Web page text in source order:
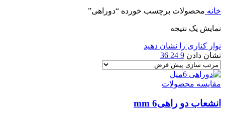
خانه محصولات برچسب خورده “دوراهی”
نمایش یک نتیجه
نوار کناری را نشان دهید
نشان دادن 9
24
36
مقایسه محصولات
انشعاب دو راهی6 mm